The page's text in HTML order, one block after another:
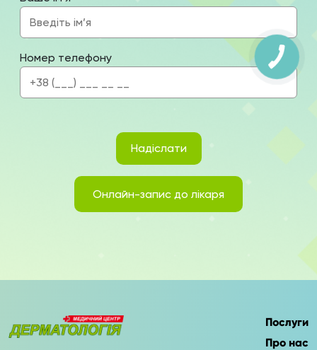
Номер телефону
Надіслати
Онлайн-запис до лікаря
Послуги
Про нас
КНОПКА
ЗВ'ЯЗКУ